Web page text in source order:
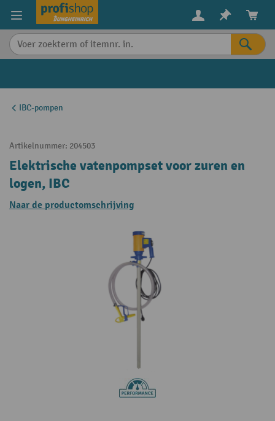
content
IBC-pompen
Artikelnummer: 204503
Elektrische vatenpompset voor zuren en
logen, IBC
Naar de productomschrijving